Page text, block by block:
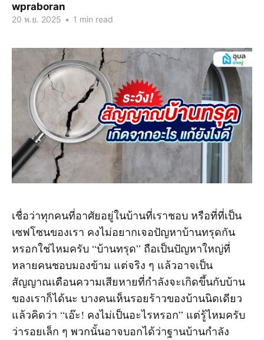
wpraboran
20 พ.ย. 2025 • 1 min read
เชื่อว่าทุกคนที่อาศัยอยู่ในบ้านที่เราชอบ หรือที่ที่เป็น
เซฟโซนของเรา คงไม่อยากเจอปัญหาบ้านทรุดกัน
หรอกใช่ไหมครับ “บ้านทรุด” ถือเป็นปัญหาใหญ่ที่
หลายคนชอบมองข้าม แต่จริง ๆ แล้วอาจเป็น
สัญญาณเตือนความเสียหายที่กำลังจะเกิดขึ้นกับบ้าน
ของเราก็ได้นะ บางคนเห็นรอยร้าวของบ้านนิดเดียว
แล้วคิดว่า “เอ๊ะ! คงไม่เป็นอะไรหรอก” แต่รู้ไหมครับ
ว่ารอยเล็ก ๆ พวกนั้นอาจบอกได้ว่าฐานบ้านกำลัง